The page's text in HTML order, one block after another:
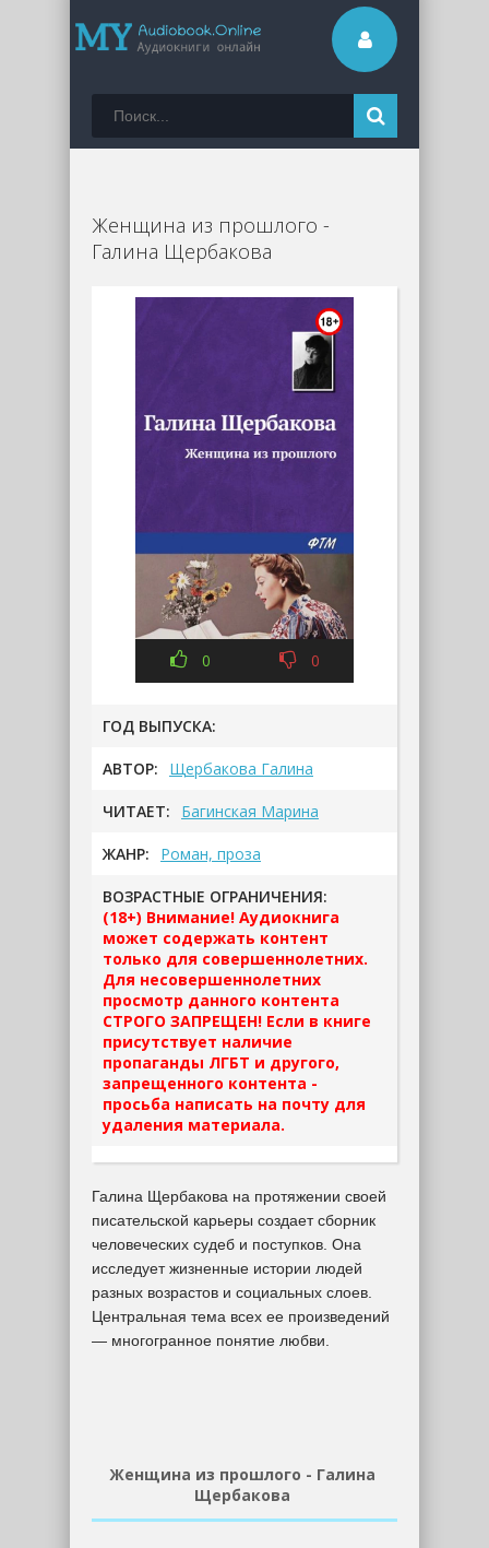
Женщина из прошлого -
Галина Щербакова
0 0
ГОД ВЫПУСКА:
АВТОР: Щербакова Галина
ЧИТАЕТ: Багинская Марина
ЖАНР: Роман, проза
ВОЗРАСТНЫЕ ОГРАНИЧЕНИЯ:
(18+) Внимание! Аудиокнига
может содержать контент
только для совершеннолетних.
Для несовершеннолетних
просмотр данного контента
СТРОГО ЗАПРЕЩЕН! Если в книге
присутствует наличие
пропаганды ЛГБТ и другого,
запрещенного контента -
просьба написать на почту для
удаления материала.
Галина Щербакова на протяжении своей
писательской карьеры создает сборник
человеческих судеб и поступков. Она
исследует жизненные истории людей
разных возрастов и социальных слоев.
Центральная тема всех ее произведений
— многогранное понятие любви.
Женщина из прошлого - Галина
Щербакова